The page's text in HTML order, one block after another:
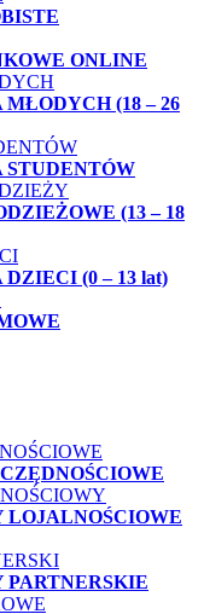
ONLINE
(18 – 26
STUDENTÓW
(13 – 18
(0 – 13 lat)
LOJALNOŚCIOWE
PARTNERSKIE